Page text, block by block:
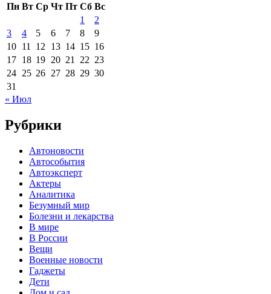
Пн Вт Ср Чт Пт Сб Вс
1
2
3
4 5 6 7 8
9
10 11 12 13 14 15 16
17 18 19 20 21 22 23
24 25 26 27 28 29 30
31
« Июл
Рубрики
Автоновости
Автособытия
Автоэксперт
Актеры
Аналитика
Безумный мир
Болезни и лекарства
В мире
В России
Вещи
Военные новости
Гаджеты
Дети